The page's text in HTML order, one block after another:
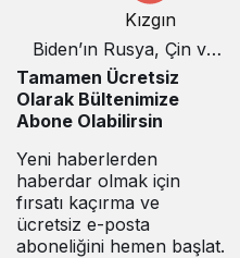
Kızgın
Biden’ın Rusya, Çin ve
Kuzey Kore ile nükleer
çatışmaya hazırlanma
emri verdiği iddia edildi
Tamamen Ücretsiz
Olarak Bültenimize
Abone Olabilirsin
Yeni haberlerden
haberdar olmak için
fırsatı kaçırma ve
ücretsiz e-posta
aboneliğini hemen başlat.